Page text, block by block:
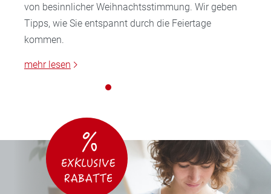
von besinnlicher Weihnachtsstimmung. Wir geben
Tipps, wie Sie entspannt durch die Feiertage
kommen.
mehr lesen